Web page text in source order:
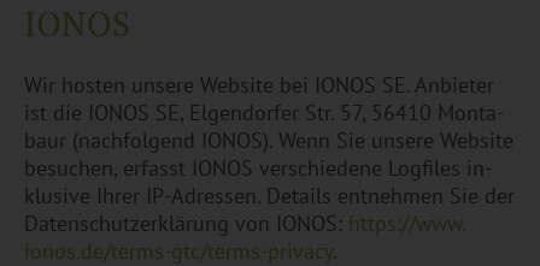
IONOS
Wir hos­ten un­se­re Web­site bei IONOS SE. An­bie­ter
ist die IONOS SE, El­gen­dor­fer Str. 57, 56410 Mon­ta­
baur (nach­fol­gend IONOS). Wenn Sie un­se­re Web­site
be­su­chen, er­fasst IONOS ver­schie­de­ne Log­files in­
klu­si­ve Ihrer IP-Adres­sen. De­tails ent­neh­men Sie der
Da­ten­schut­z­er­klä­rung von IONOS: https://​www.​
ionos.​de/​terms-​gtc/​terms-​privacy.